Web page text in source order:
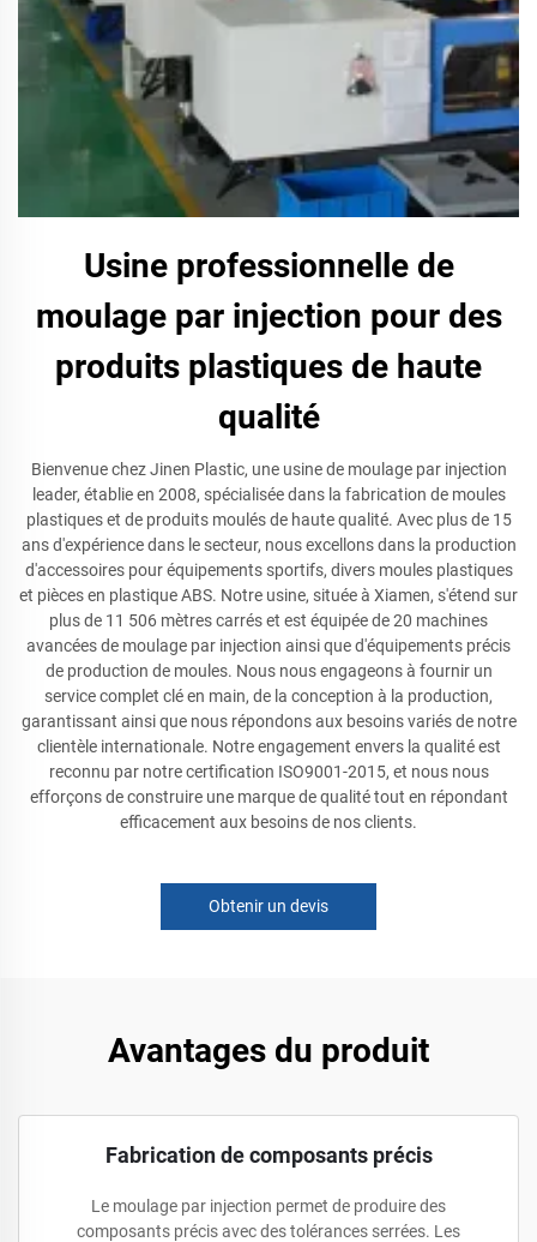
Usine professionnelle de
moulage par injection pour des
produits plastiques de haute
qualité
Bienvenue chez Jinen Plastic, une usine de moulage par injection
leader, établie en 2008, spécialisée dans la fabrication de moules
plastiques et de produits moulés de haute qualité. Avec plus de 15
ans d'expérience dans le secteur, nous excellons dans la production
d'accessoires pour équipements sportifs, divers moules plastiques
et pièces en plastique ABS. Notre usine, située à Xiamen, s'étend sur
plus de 11 506 mètres carrés et est équipée de 20 machines
avancées de moulage par injection ainsi que d'équipements précis
de production de moules. Nous nous engageons à fournir un
service complet clé en main, de la conception à la production,
garantissant ainsi que nous répondons aux besoins variés de notre
clientèle internationale. Notre engagement envers la qualité est
reconnu par notre certification ISO9001-2015, et nous nous
efforçons de construire une marque de qualité tout en répondant
efficacement aux besoins de nos clients.
Obtenir un devis
Avantages du produit
Fabrication de composants précis
Le moulage par injection permet de produire des
composants précis avec des tolérances serrées. Les